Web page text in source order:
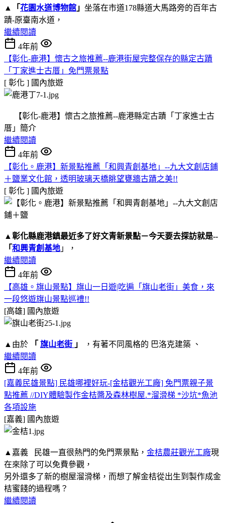
▲ 「花園水道博物館 」 坐落在市道178縣道大馬路旁的百年古
蹟-原臺南水道，
繼續閱讀
4年前
【彰化-鹿港】懷古之旅推薦--鹿港街屋完整保存的縣定古蹟
「丁家進士古厝」免門票景點
[ 彰化 ] 國內旅遊
【彰化-鹿港】懷古之旅推薦--鹿港縣定古蹟「丁家進士古
厝」簡介
繼續閱讀
4年前
【彰化。鹿港】新景點推薦「和興青創基地」--九大文創店鋪
＋鹽業文化館，透明玻璃天橋眺望甕牆古蹟之美!!
[ 彰化 ] 國內旅遊
▲ 彰化縣鹿港鎮最近多了好文青新景點－今天要去探訪就是--
「和興青創基地 」，
繼續閱讀
4年前
【高雄。旗山景點】旗山一日遊|吃遍「旗山老街」美食，來
一段悠遊旗山景點巡禮!!
[高雄] 國內旅遊
▲由於 「 旗山老街 」
，有著不同風格的 巴洛克建築 、
繼續閱讀
4年前
[嘉義民雄景點] 民雄哪裡好玩-[金桔觀光工廠] 免門票親子景
點推薦 //DIY體驗製作金桔醬及森林樹屋.*溜滑梯 *沙坑*魚池
各項設施
[嘉義] 國內旅遊
▲嘉義 民雄一直很熱門的免門票景點， 金桔農莊觀光工廠現
在來除了可以免費參觀，
另外還多了新的樹屋溜滑梯，而想了解金桔從出生到製作成金
桔蜜餞的過程嗎？
繼續閱讀